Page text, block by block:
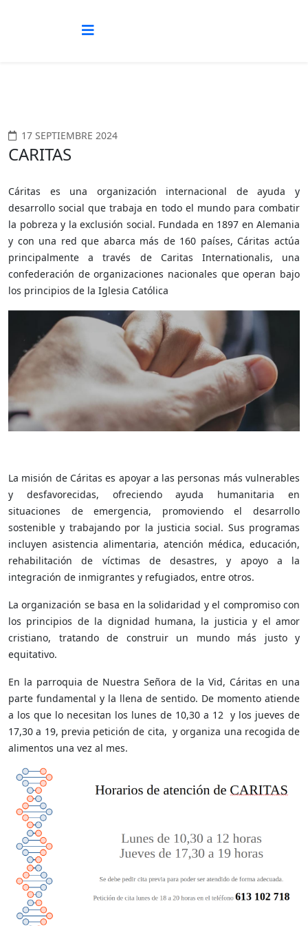
17 SEPTIEMBRE 2024
CARITAS
Cáritas es una organización internacional de ayuda y
desarrollo social que trabaja en todo el mundo para combatir
la pobreza y la exclusión social. Fundada en 1897 en Alemania
y con una red que abarca más de 160 países, Cáritas actúa
principalmente a través de Caritas Internationalis, una
confederación de organizaciones nacionales que operan bajo
los principios de la Iglesia Católica
La misión de Cáritas es apoyar a las personas más vulnerables
y desfavorecidas, ofreciendo ayuda humanitaria en
situaciones de emergencia, promoviendo el desarrollo
sostenible y trabajando por la justicia social. Sus programas
incluyen asistencia alimentaria, atención médica, educación,
rehabilitación de víctimas de desastres, y apoyo a la
integración de inmigrantes y refugiados, entre otros.
La organización se basa en la solidaridad y el compromiso con
los principios de la dignidad humana, la justicia y el amor
cristiano, tratando de construir un mundo más justo y
equitativo.
En la parroquia de Nuestra Señora de la Vid, Cáritas en una
parte fundamental y la llena de sentido. De momento atiende
a los que lo necesitan los lunes de 10,30 a 12 y los jueves de
17,30 a 19, previa petición de cita, y organiza una recogida de
alimentos una vez al mes.